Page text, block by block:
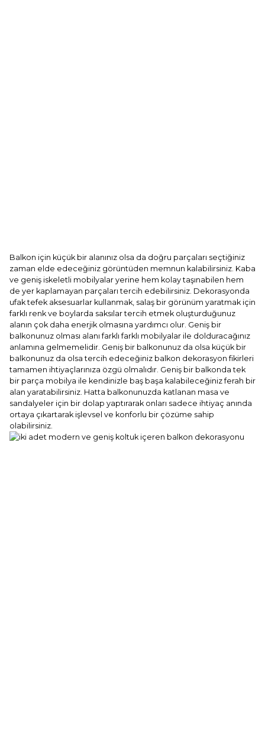
Balkon için küçük bir alanınız olsa da doğru parçaları seçtiğiniz
zaman elde edeceğiniz görüntüden memnun kalabilirsiniz. Kaba
ve geniş iskeletli mobilyalar yerine hem kolay taşınabilen hem
de yer kaplamayan parçaları tercih edebilirsiniz. Dekorasyonda
ufak tefek aksesuarlar kullanmak, salaş bir görünüm yaratmak için
farklı renk ve boylarda saksılar tercih etmek oluşturduğunuz
alanın çok daha enerjik olmasına yardımcı olur. Geniş bir
balkonunuz olması alanı farklı farklı mobilyalar ile dolduracağınız
anlamına gelmemelidir. Geniş bir balkonunuz da olsa küçük bir
balkonunuz da olsa tercih edeceğiniz balkon dekorasyon fikirleri
tamamen ihtiyaçlarınıza özgü olmalıdır. Geniş bir balkonda tek
bir parça mobilya ile kendinizle baş başa kalabileceğiniz ferah bir
alan yaratabilirsiniz. Hatta balkonunuzda katlanan masa ve
sandalyeler için bir dolap yaptırarak onları sadece ihtiyaç anında
ortaya çıkartarak işlevsel ve konforlu bir çözüme sahip
olabilirsiniz.